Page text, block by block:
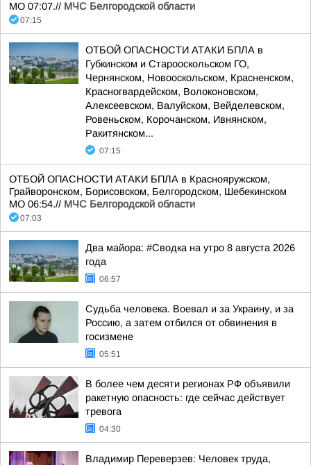
МО 07:07.// МЧС Белгородской области
07:15
ОТБОЙ ОПАСНОСТИ АТАКИ БПЛА в
Губкинском и Старооскольском ГО,
Чернянском, Новооскольском, Красненском,
Красногвардейском, Волоконовском,
Алексеевском, Валуйском, Вейделевском,
Ровеньском, Корочанском, Ивнянском,
Ракитянском...
07:15
ОТБОЙ ОПАСНОСТИ АТАКИ БПЛА в Краснояружском,
Грайворонском, Борисовском, Белгородском, Шебекинском
МО 06:54.// МЧС Белгородской области
07:03
Два майора: #Сводка на утро 8 августа 2026
года
06:57
Судьба человека. Воевал и за Украину, и за
Россию, а затем отбился от обвинения в
госизмене
05:51
В более чем десяти регионах РФ объявили
ракетную опасность: где сейчас действует
тревога
04:30
Владимир Переверзев: Человек труда,